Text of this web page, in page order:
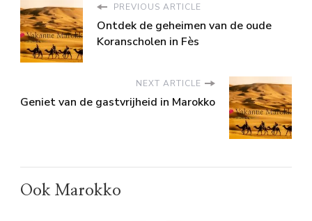
PREVIOUS ARTICLE
Ontdek de geheimen van de oude
Koranscholen in Fès
NEXT ARTICLE
Geniet van de gastvrijheid in Marokko
Ook Marokko